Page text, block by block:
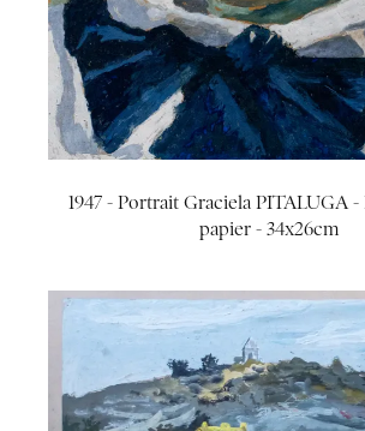
1947 - Portrait Graciela PITALUGA
papier - 34x26cm